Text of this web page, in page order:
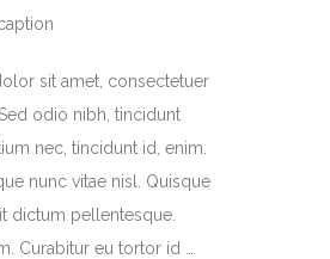
sit amet, consectetuer
odio nibh, tincidunt
nec, tincidunt id, enim.
nunc vitae nisl. Quisque
dictum pellentesque.
Curabitur eu tortor id …